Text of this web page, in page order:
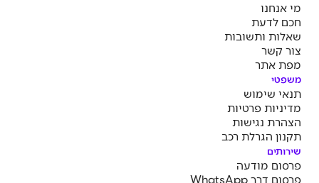
מי אנחנו
חכם לדעת
שאלות ותשובות
צור קשר
מפת אתר
משפטי
תנאי שימוש
מדיניות פרטיות
הצהרת נגישות
תקנון הגרלת רכב
שירותים
פרסום מודעה
פרסום דרך WhatsApp